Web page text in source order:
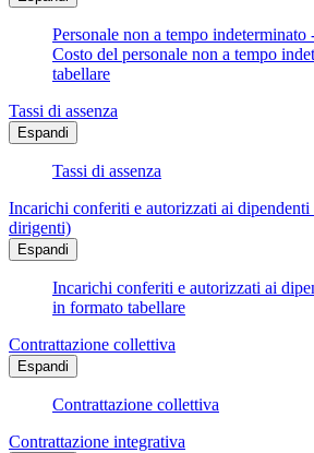
Personale non a tempo
Costo del personale non a tempo
tabellare
Tassi di assenza
Espandi
Tassi di assenza
Incarichi conferiti e autorizzati ai
dirigenti)
Espandi
Incarichi conferiti e autorizzati ai
in formato tabellare
Contrattazione collettiva
Espandi
Contrattazione collettiva
Contrattazione integrativa